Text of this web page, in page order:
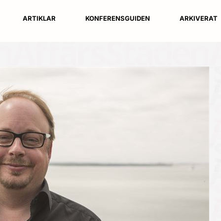
ARTIKLAR KONFERENSGUIDEN ARKIVERAT